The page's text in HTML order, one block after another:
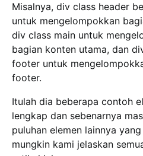
Misalnya, div class header
untuk mengelompokkan
div class main untuk
bagian konten utama, dan
footer untuk
footer.
Itulah dia beberapa contoh
lengkap dan sebenarnya
puluhan elemen lainnya
mungkin kami jelaskan